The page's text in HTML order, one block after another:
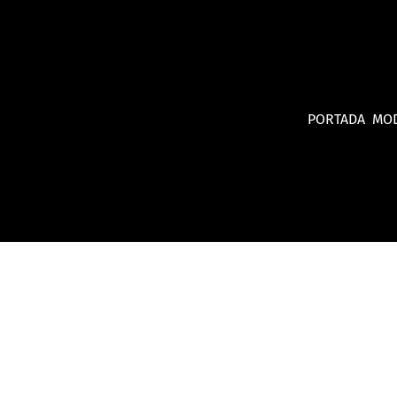
PORTADA